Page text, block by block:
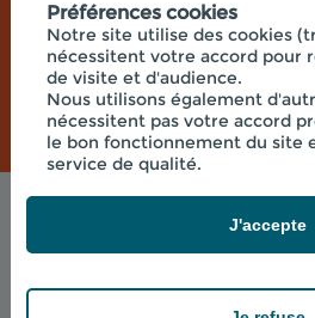
Mentions
© 2026 - CPIE CENTRE
Préférences cookies
Notre site utilise des cookies
nécessitent votre accord pour
de visite et d'audience.
Nous utilisons également
nécessitent pas votre accord
le bon fonctionnement du site
service de qualité.
J'accepte